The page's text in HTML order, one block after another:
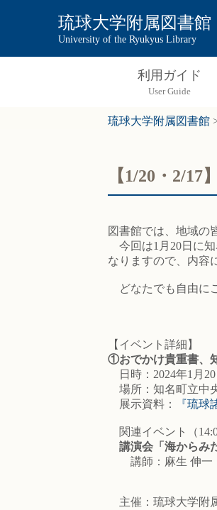
琉球大学附属図書館
University of the Ryukyus Library
利用ガイド
琉球大学附属図書館
【1/20・2/
図書館では、地域の
今回は1月20日に知
なりますので、内容
どなたでも自由に
【イベント詳細】
①おでかけ貴重書、
日時：2024年1月20
場所：知名町立中
展示資料：
『琉球
関連イベント（
講演会 「海からみ
講師：麻生 伸一（
主催：琉球大学附